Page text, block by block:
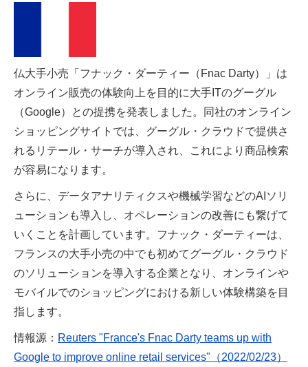
仏大手小売「フナック・ダーティー（Fnac Darty）」は
オンライン販売の体験向上を目的に大手ITのグーグル
（Google）との提携を発表しました。同社のオンライン
ショッピングサイトでは、グーグル・クラウドで提供さ
れるリテール・サーチが導入され、これにより商品検索
が容易になります。
さらに、データアナリティクスや機械学習などのAIソリ
ューションも導入し、オペレーションの改善にも繋げて
いくことを計画しています。フナック・ダーティーは、
フランスの大手小売の中でも初めてグーグル・クラウド
のソリューションを導入する企業となり、オンラインや
モバイルでのショッピングにおける新しい体験構築を目
指します。
情報源： Reuters "France's Fnac Darty teams up with
Google to improve online retail services"（2022/02/23）